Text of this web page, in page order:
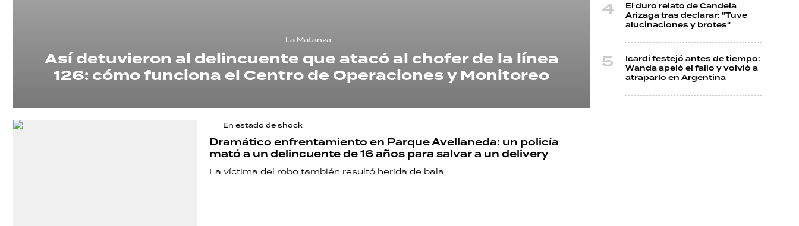
La Matanza
Así detuvieron al delincuente que atacó al chofer de la línea
126: cómo funciona el Centro de Operaciones y Monitoreo
En estado de shock
Dramático enfrentamiento en Parque Avellaneda: un policía
mató a un delincuente de 16 años para salvar a un delivery
La víctima del robo también resultó herida de bala.
El duro relato de Candela
Arizaga tras declarar: "Tuve
alucinaciones y brotes"
Icardi festejó antes de tiempo:
Wanda apeló el fallo y volvió a
atraparlo en Argentina